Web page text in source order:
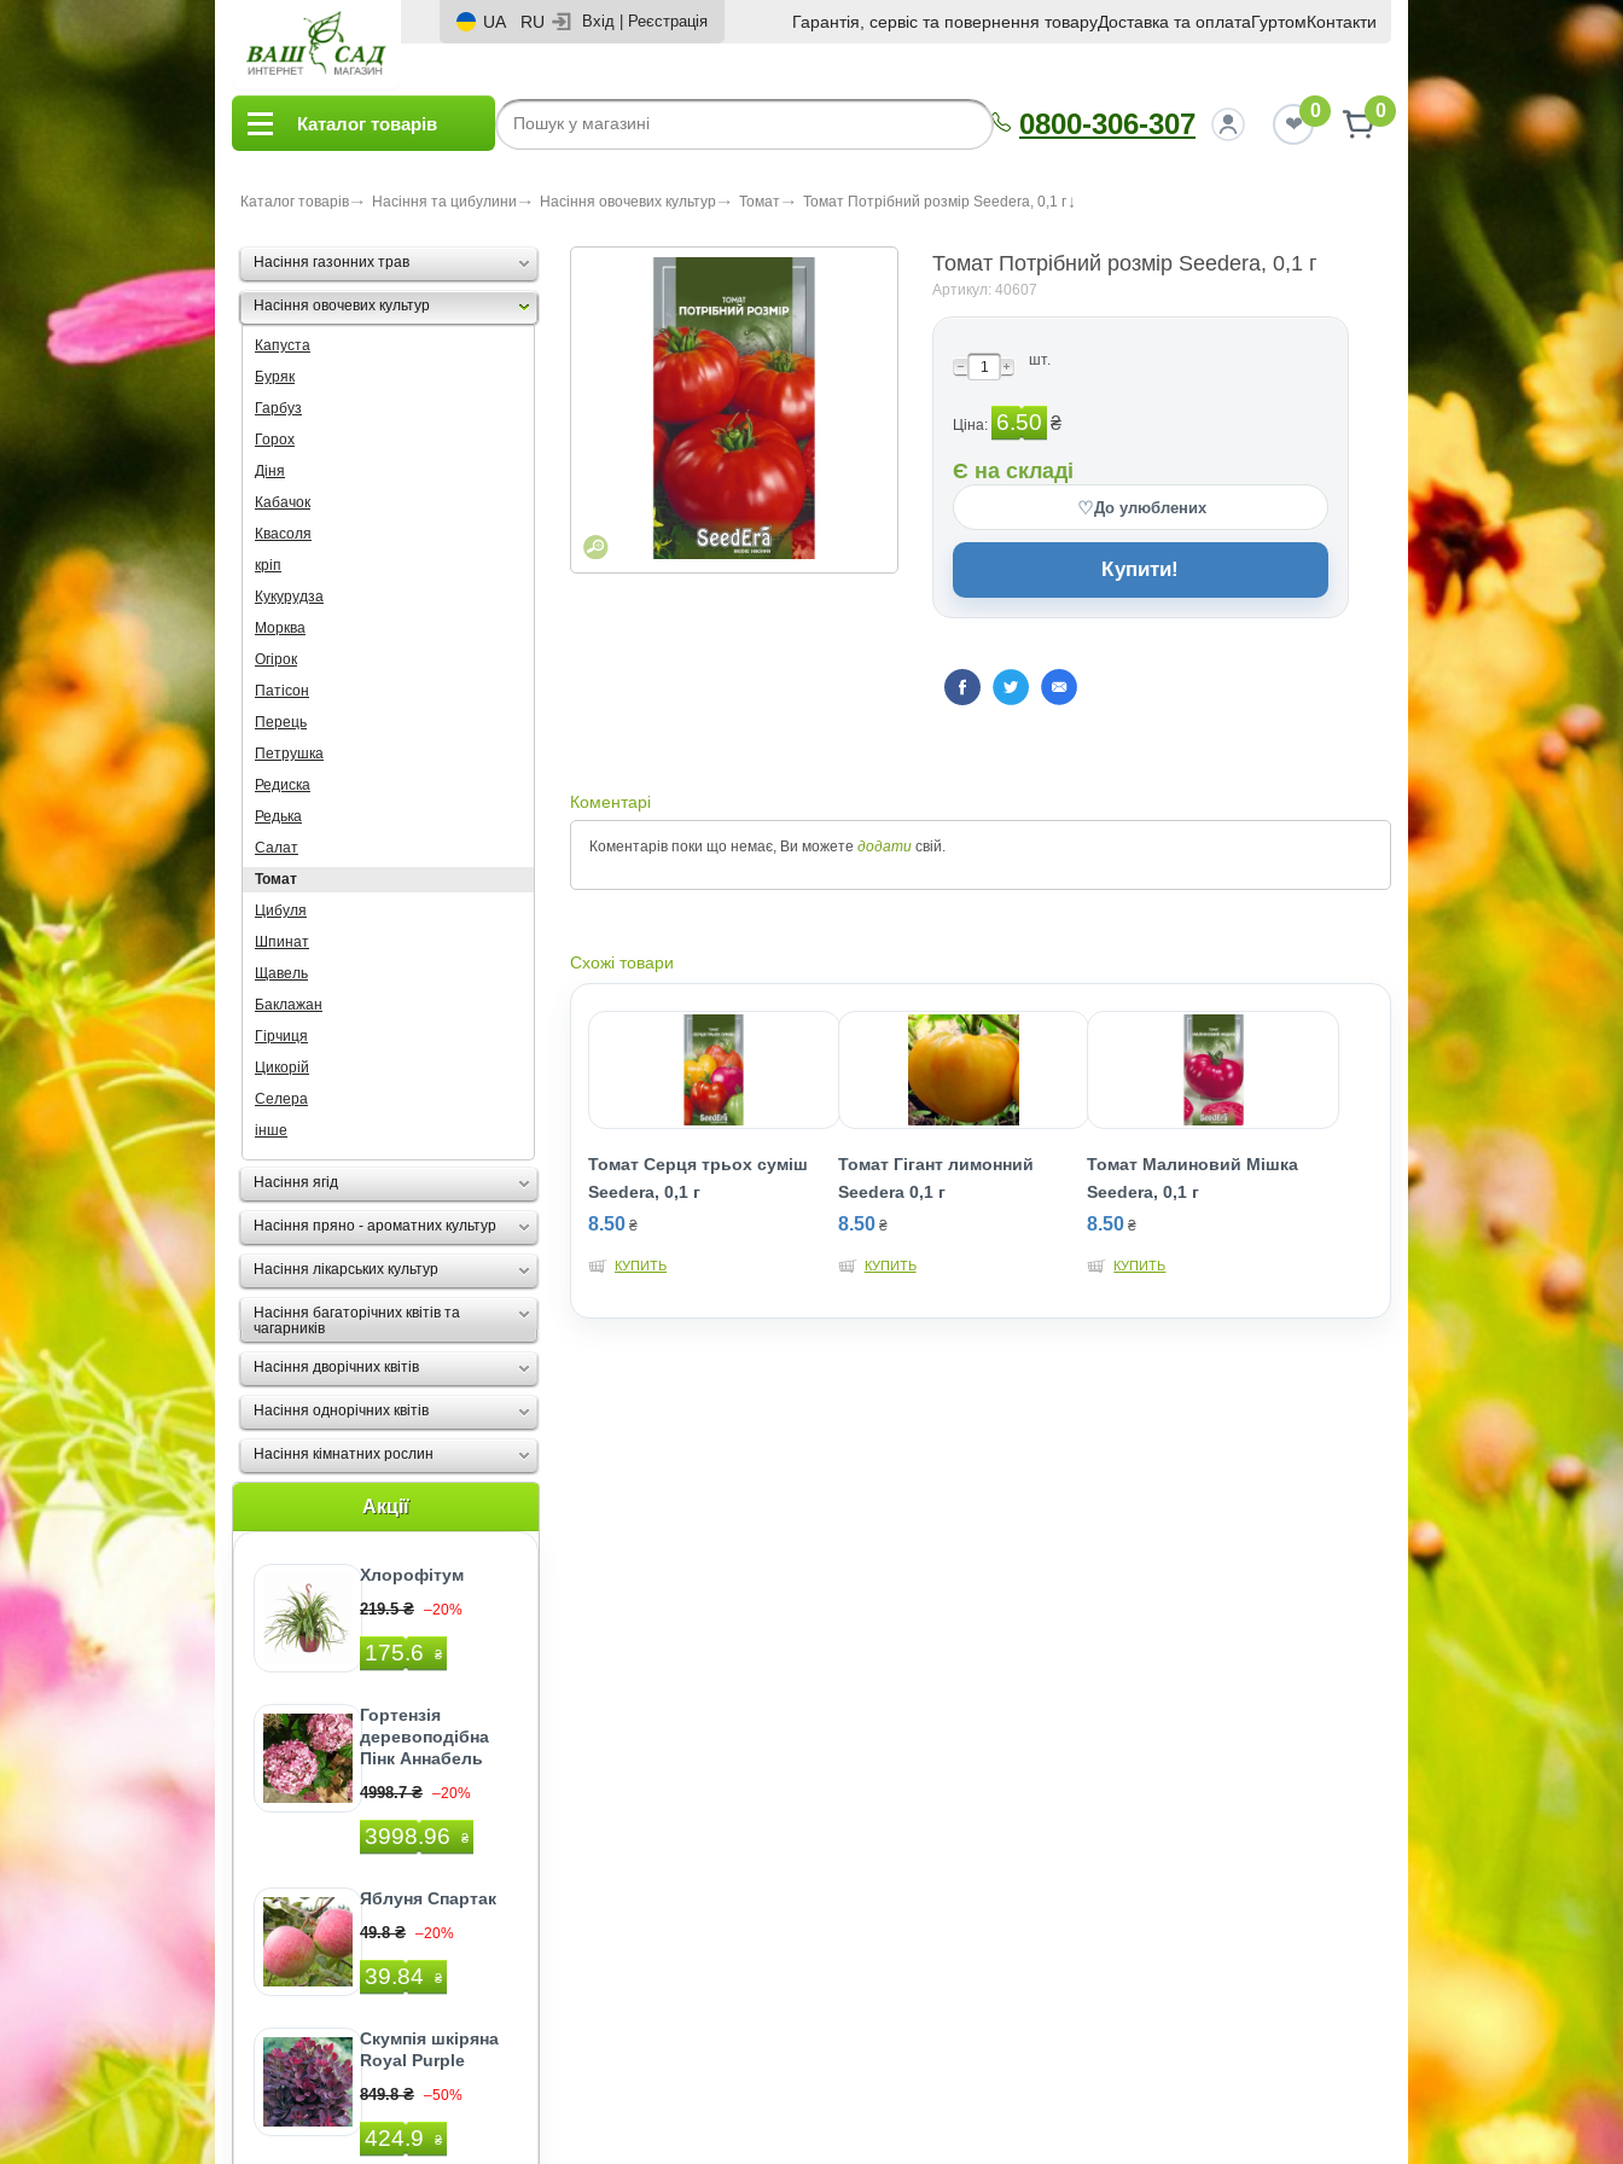
UA RU Вхід Реєстрація Гарантія, сервіс та повернення товаруДоставка та оплатаГуртомКонтакти
Каталог товарів 0800-306-307 0 0
Каталог товарів Насіння та цибулини Насіння овочевих культур Томат Томат Потрібний розмір Seedеra, 0,1 г
Насіння газонних трав
Насіння овочевих культур
Капуста
Буряк
Гарбуз
Горох
Діня
Кабачок
Квасоля
кріп
Кукурудза
Морква
Огірок
Патісон
Перець
Петрушка
Редиска
Редька
Салат
Томат
Цибуля
Шпинат
Щавель
Баклажан
Гірчиця
Цикорій
Селера
інше
Насіння ягід
Насіння пряно - ароматних культур
Насіння лікарських культур
Насіння багаторічних квітів та
чагарників
Насіння дворічних квітів
Насіння однорічних квітів
Насіння кімнатних рослин
Акції
Хлорофітум
219.5 ₴ –20%
175.6 ₴
Гортензія
деревоподібна
Пінк Аннабель
4998.7 ₴ –20%
3998.96 ₴
Яблуня Спартак
49.8 ₴ –20%
39.84 ₴
Скумпія шкіряна
Royal Purple
849.8 ₴ –50%
424.9 ₴
Томат Потрібний розмір Seedеra, 0,1 г
Артикул: 40607
шт.
Ціна: 6.50 ₴
Є на складі
♡До улюблених
Купити!
Коментарі
Коментарів поки що немає, Ви можете додати свій.
Схожі товари
Томат Серця трьох суміш
Seedera, 0,1 г
8.50 ₴
КУПИТЬ
Томат Гігант лимонний
Seedеra 0,1 г
8.50 ₴
КУПИТЬ
Томат Малиновий Мішка
Seedera, 0,1 г
8.50 ₴
КУПИТЬ